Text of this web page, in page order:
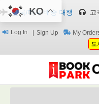
한국/미국 배송 대행 고
Log In Sign Up My
도
KO